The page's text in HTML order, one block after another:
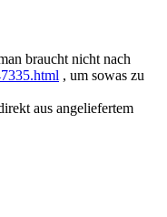
braucht nicht nach
, um sowas zu
aus angeliefertem